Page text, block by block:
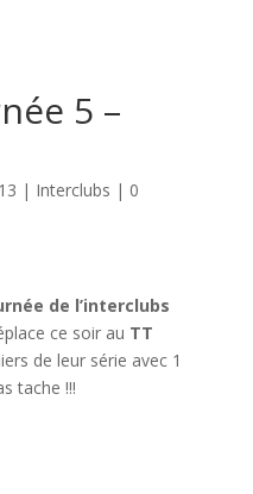
5 –
| Interclubs | 0
de l’interclubs
ce soir au TT
de leur série avec 1
tache !!!